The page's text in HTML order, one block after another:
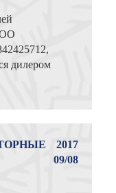
дилером
2017
09/08